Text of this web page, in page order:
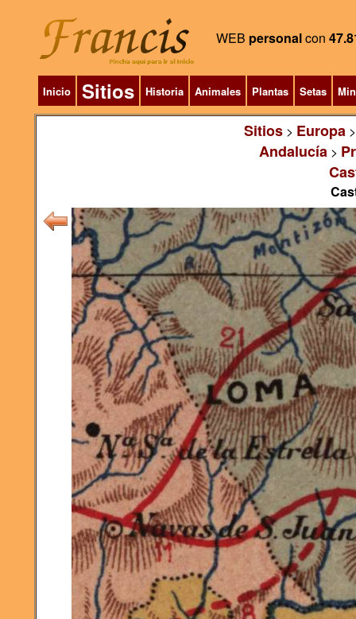
WEB personalcon
Inicio Sitios Historia Animales Plantas Setas
Sitios> Europa
Andalucía >